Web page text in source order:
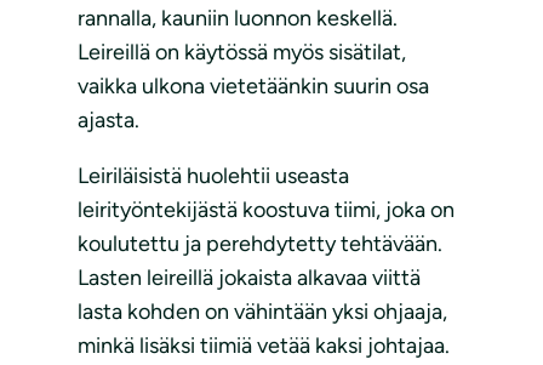
rannalla, kauniin luonnon keskellä.
Leireillä on käytössä myös sisätilat,
vaikka ulkona vietetäänkin suurin osa
ajasta.
Leiriläisistä huolehtii useasta
leirityöntekijästä koostuva tiimi, joka on
koulutettu ja perehdytetty tehtävään.
Lasten leireillä jokaista alkavaa viittä
lasta kohden on vähintään yksi ohjaaja,
minkä lisäksi tiimiä vetää kaksi johtajaa.